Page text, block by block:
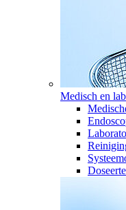
Medisch en